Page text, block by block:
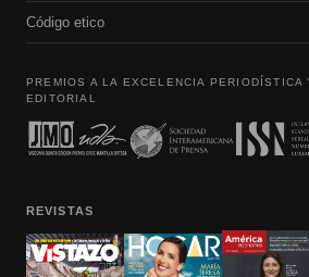
Código etico
PREMIOS A LA EXCELENCIA PERIODÍSTICA
EDITORIAL
REVISTAS